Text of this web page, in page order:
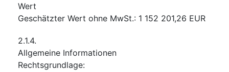
Wert
Geschätzter Wert ohne MwSt.: 1 152 201,26 EUR
2.1.4.
Allgemeine Informationen
Rechtsgrundlage: